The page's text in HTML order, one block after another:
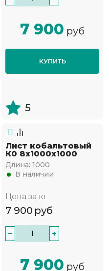
7 900 руб
КУПИТЬ
5
Лист кобальтовый
К0 8x1000x1000
Длина: 1000
В наличии
Цена за кг
7 900 руб
− +
7 900 руб